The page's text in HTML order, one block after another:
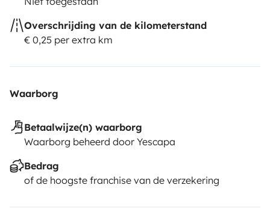
Overschrijding van de kilometerstand
€ 0,25 per extra km
Waarborg
Betaalwijze(n) waarborg
Waarborg beheerd door Yescapa
Bedrag
of de hoogste franchise van de verzekering